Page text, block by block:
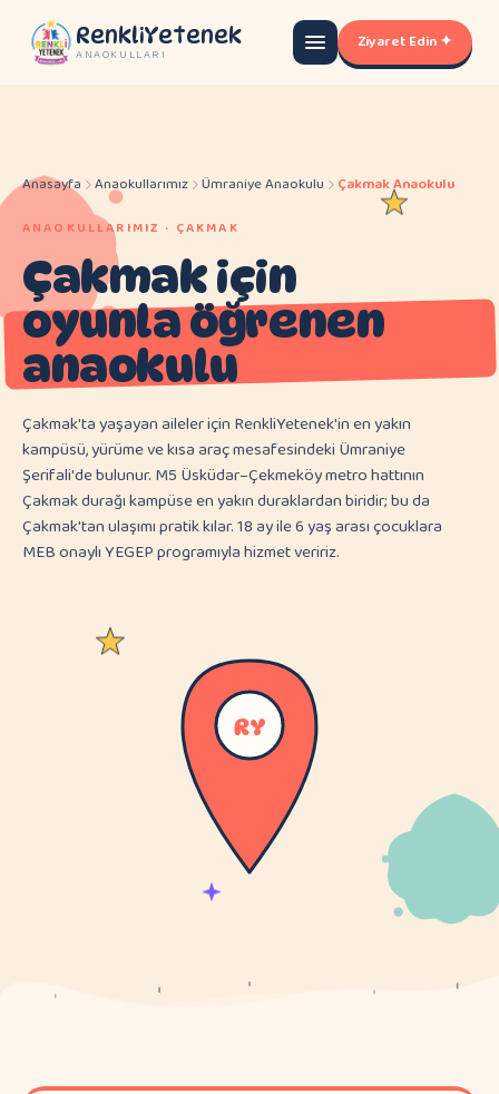
RenkliYetenek
ANAOKULLARI
Ziyaret Edin ✦
Anasayfa Anaokullarımız Ümraniye Anaokulu Çakmak Anaokulu
ANAOKULLARIMIZ · ÇAKMAK
Çakmak için
oyunla öğrenen
anaokulu
Çakmak'ta yaşayan aileler için RenkliYetenek'in en yakın
kampüsü, yürüme ve kısa araç mesafesindeki Ümraniye
Şerifali'de bulunur. M5 Üsküdar–Çekmeköy metro hattının
Çakmak durağı kampüse en yakın duraklardan biridir; bu da
Çakmak'tan ulaşımı pratik kılar. 18 ay ile 6 yaş arası çocuklara
MEB onaylı YEGEP programıyla hizmet veririz.
RY